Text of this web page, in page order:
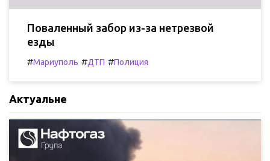
Поваленный забор из-за нетрезвой
езды
#Мариуполь #ДТП #Полиция
Актуальне